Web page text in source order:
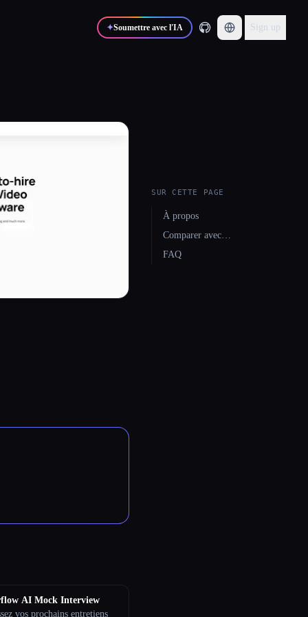
✦Soumettre avec l'IA Sign up
AI Mock Interview
vos prochains entretiens
SUR CETTE PAGE
À propos
Comparer avec…
FAQ